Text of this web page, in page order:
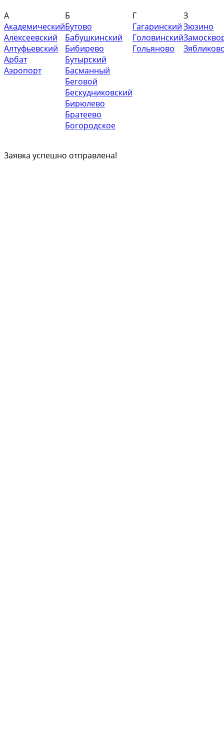
А
Академический
Алексеевский
Алтуфьевский
Арбат
Аэропорт
Б
Бутово
Бабушкинский
Бибирево
Бутырский
Басманный
Беговой
Бескудниковский
Бирюлево
Братеево
Богородское
Г
Гагаринский
Головинский
Гольяново
З
Зюзино
Заявка успешно отправлена!